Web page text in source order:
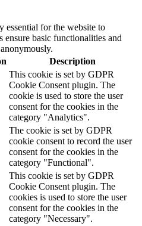
essential for the website to
basic functionalities and
Description
This cookie is set by GDPR
Cookie Consent plugin. The
cookie is used to store the user
consent for the cookies in the
category "Analytics".
The cookie is set by GDPR
cookie consent to record the user
consent for the cookies in the
category "Functional".
This cookie is set by GDPR
Cookie Consent plugin. The
cookies is used to store the user
consent for the cookies in the
category "Necessary".